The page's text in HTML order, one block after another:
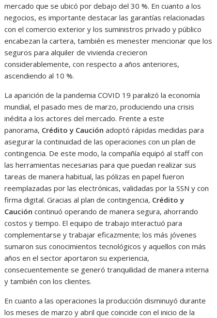
mercado que se ubicó por debajo del 30 %. En cuanto a los
negocios, es importante destacar las garantías relacionadas
con el comercio exterior y los suministros privado y público
encabezan la cartera, también es menester mencionar que los
seguros para alquiler de vivienda crecieron
considerablemente, con respecto a años anteriores,
ascendiendo al 10 %.
La aparición de la pandemia COVID 19 paralizó la economía
mundial, el pasado mes de marzo, produciendo una crisis
inédita a los actores del mercado. Frente a este
panorama, Crédito y Caución adoptó rápidas medidas para
asegurar la continuidad de las operaciones con un plan de
contingencia. De este modo, la compañía equipó al staff con
las herramientas necesarias para que puedan realizar sus
tareas de manera habitual, las pólizas en papel fueron
reemplazadas por las electrónicas, validadas por la SSN y con
firma digital. Gracias al plan de contingencia, Crédito y
Caución continuó operando de manera segura, ahorrando
costos y tiempo. El equipo de trabajo interactuó para
complementarse y trabajar eficazmente; los más jóvenes
sumaron sus conocimientos tecnológicos y aquellos con más
años en el sector aportaron su experiencia,
consecuentemente se generó tranquilidad de manera interna
y también con los clientes.
En cuanto a las operaciones la producción disminuyó durante
los meses de marzo y abril que coincide con el inicio de la